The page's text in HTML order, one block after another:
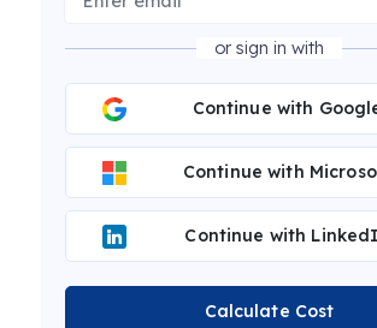
or sign in with
Continue with
Continue with
Continue with
Calculate Cost